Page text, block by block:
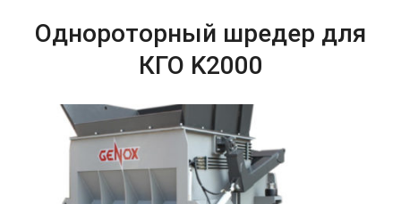
Однороторный шредер для
КГО K2000